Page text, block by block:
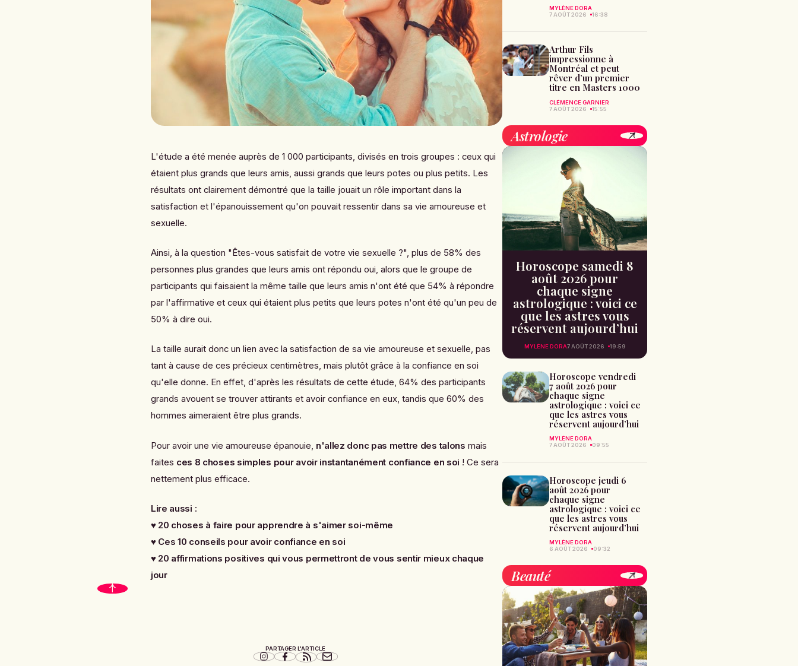
L'étude a été menée auprès de 1 000 participants, divisés en trois groupes : ceux qui
étaient plus grands que leurs amis, aussi grands que leurs potes ou plus petits. Les
résultats ont clairement démontré que la taille jouait un rôle important dans la
satisfaction et l'épanouissement qu'on pouvait ressentir dans sa vie amoureuse et
sexuelle.
Ainsi, à la question "Êtes-vous satisfait de votre vie sexuelle ?", plus de 58% des
personnes plus grandes que leurs amis ont répondu oui, alors que le groupe de
participants qui faisaient la même taille que leurs amis n'ont été que 54% à répondre
par l'affirmative et ceux qui étaient plus petits que leurs potes n'ont été qu'un peu de
50% à dire oui.
La taille aurait donc un lien avec la satisfaction de sa vie amoureuse et sexuelle, pas
tant à cause de ces précieux centimètres, mais plutôt grâce à la confiance en soi
qu'elle donne. En effet, d'après les résultats de cette étude, 64% des participants
grands avouent se trouver attirants et avoir confiance en eux, tandis que 60% des
hommes aimeraient être plus grands.
Pour avoir une vie amoureuse épanouie, n'allez donc pas mettre des talons mais
faites ces 8 choses simples pour avoir instantanément confiance en soi ! Ce sera
nettement plus efficace.
Lire aussi :
♥ 20 choses à faire pour apprendre à s'aimer soi-même
♥ Ces 10 conseils pour avoir confiance en soi
♥ 20 affirmations positives qui vous permettront de vous sentir mieux chaque
jour
PARTAGER L'ARTICLE
MYLÈNE DORA
7 AOÛT 2026
16:38
Arthur Fils
impressionne à
Montréal et peut
rêver d’un premier
titre en Masters 1000
CLÉMENCE GARNIER
7 AOÛT 2026
15:55
Astrologie
Horoscope samedi 8
août 2026 pour
chaque signe
astrologique : voici ce
que les astres vous
réservent aujourd’hui
MYLÈNE DORA7 AOÛT 2026 19:59
Horoscope vendredi
7 août 2026 pour
chaque signe
astrologique : voici ce
que les astres vous
réservent aujourd’hui
MYLÈNE DORA
7 AOÛT 2026
09:55
Horoscope jeudi 6
août 2026 pour
chaque signe
astrologique : voici ce
que les astres vous
réservent aujourd’hui
MYLÈNE DORA
6 AOÛT 2026
09:32
Beauté